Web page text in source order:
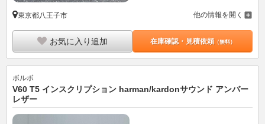
東京都八王子市 他の情報を開く
お気に入り追加 在庫確認・見積依頼（無料）
ボルボ
V60 T5 インスクリプション harman/kardonサウンド アンバー
レザー